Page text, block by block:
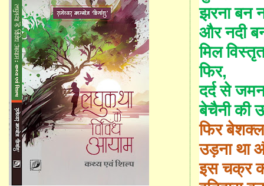
झरना बन
और नदी
मिल
फिर,
दर्द से
बेचैनी की
फिर
उड़ना था
इस चक्र